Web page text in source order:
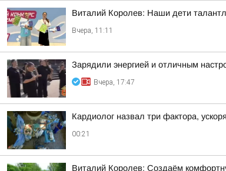
Виталий Королев: Наши дети
Вчера, 11:11
Зарядили энергией и отличным
Вчера, 17:47
Кардиолог назвал три фактора,
00:21
Виталий Королев: Создаём